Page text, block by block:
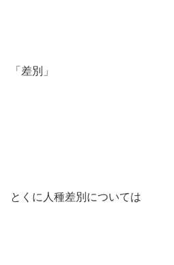
「差別」
とくに人種差別については